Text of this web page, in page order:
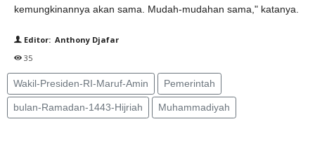
kemungkinannya akan sama. Mudah-mudahan sama," katanya.
Editor: Anthony Djafar
35
Wakil-Presiden-RI-Maruf-Amin Pemerintah
bulan-Ramadan-1443-Hijriah Muhammadiyah